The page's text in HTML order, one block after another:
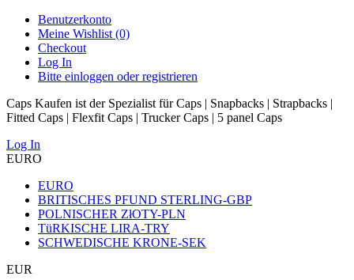
Benutzerkonto
Meine Wishlist (0)
Checkout
Log In
Bitte einloggen oder registrieren
Caps Kaufen ist der Spezialist für Caps | Snapbacks | Strapbacks |
Fitted Caps | Flexfit Caps | Trucker Caps | 5 panel Caps
Log In
EURO
EURO
BRITISCHES PFUND STERLING-GBP
POLNISCHER ZłOTY-PLN
TüRKISCHE LIRA-TRY
SCHWEDISCHE KRONE-SEK
EUR